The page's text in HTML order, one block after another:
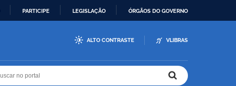
PARTICIPE LEGISLAÇÃO ÓRGÃOS DO GOVERNO
ALTO CONTRASTE VLIBRAS